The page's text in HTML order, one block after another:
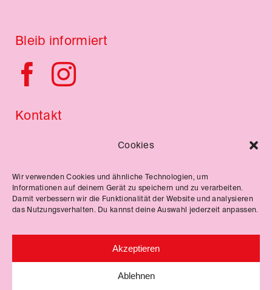
Cookies
Wir verwenden Cookies und ähnliche Technologien, um
Informationen auf deinem Gerät zu speichern und zu verarbeiten.
Damit verbessern wir die Funktionalität der Website und analysieren
das Nutzungsverhalten. Du kannst deine Auswahl jederzeit anpassen.
Akzeptieren
Ablehnen
Kontakt
Datenschutzerklärung
Bleib informiert
Veranstaltungen
Blog